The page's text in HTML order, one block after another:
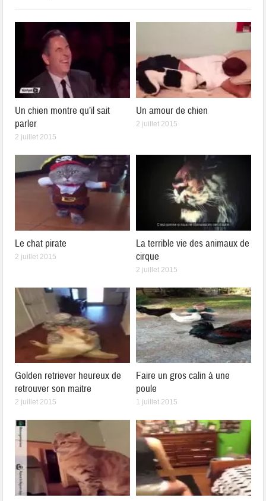
Un chien montre qu’il sait
parler
2 juillet 2015
Un amour de chien
2 juillet 2015
Le chat pirate
2 juillet 2015
La terrible vie des animaux de
cirque
2 juillet 2015
Golden retriever heureux de
retrouver son maitre
2 juillet 2015
Faire un gros calin à une
poule
1 juillet 2015